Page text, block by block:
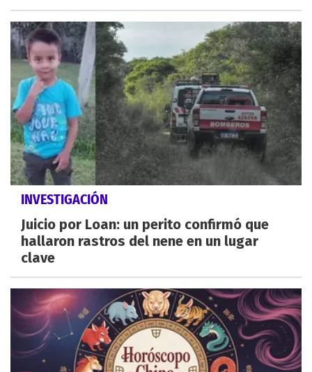
INVESTIGACIÓN
Juicio por Loan: un perito confirmó que
hallaron rastros del nene en un lugar
clave